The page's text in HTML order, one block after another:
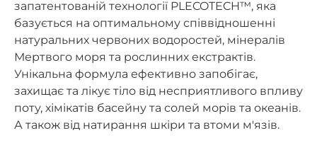
запатентованій технології PLECOTECH™, яка
базується на оптимальному співвідношенні
натуральних червоних водоростей, мінералів
Мертвого моря та рослинних екстрактів.
Унікальна формула ефективно запобігає,
захищає та лікує тіло від несприятливого впливу
поту, хімікатів басейну та солей морів та океанів.
А також від натирання шкіри та втоми м'язів.